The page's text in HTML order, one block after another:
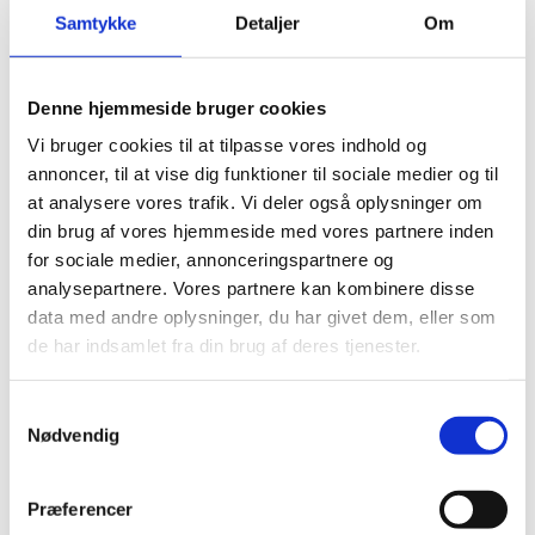
Samtykke Detaljer Om
Denne hjemmeside bruger cookies
Vi bruger cookies til at tilpasse vores indhold og
annoncer, til at vise dig funktioner til sociale medier og til
at analysere vores trafik. Vi deler også oplysninger om
din brug af vores hjemmeside med vores partnere inden
for sociale medier, annonceringspartnere og
analysepartnere. Vores partnere kan kombinere disse
data med andre oplysninger, du har givet dem, eller som
de har indsamlet fra din brug af deres tjenester.
Nødvendig
Præferencer
M2 Pr. Pakke 1.874
Fas 4-sidet fas
Garanti Livstid bolig / 5 år erhverv
Klasse
Montering
Safe-lock pro, for sikker og nem
montering
Gulvvarme Egnet til gulvvarme
Andre har også kigget
-22%